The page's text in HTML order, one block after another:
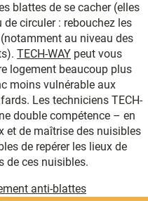
blattes de se cacher (elles
circuler : rebouchez les
au niveau des
TECH-WAY peut vous
logement beaucoup plus
moins vulnérable aux
Les techniciens TECH-
double compétence – en
et de maîtrise des nuisibles
de repérer les lieux de
de ces nuisibles.
anti-blattes